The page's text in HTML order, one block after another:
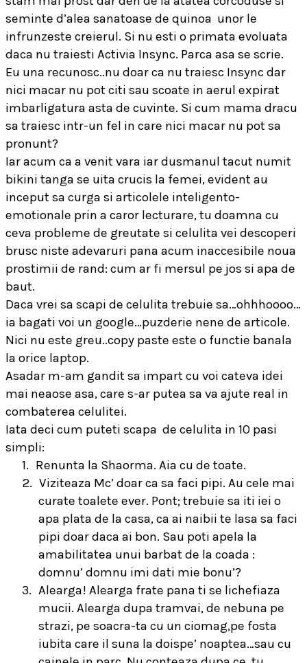
seminte d’alea sanatoase de quinoa unor le
infrunzeste creierul. Si nu esti o primata evoluata
daca nu traiesti Activia Insync. Parca asa se scrie.
Eu una recunosc..nu doar ca nu traiesc Insync dar
nici macar nu pot citi sau scoate in aerul expirat
imbarligatura asta de cuvinte. Si cum mama dracu
sa traiesc intr-un fel in care nici macar nu pot sa
pronunt?
Iar acum ca a venit vara iar dusmanul tacut numit
bikini tanga se uita crucis la femei, evident au
inceput sa curga si articolele inteligento-
emotionale prin a caror lecturare, tu doamna cu
ceva probleme de greutate si celulita vei descoperi
brusc niste adevaruri pana acum inaccesibile noua
prostimii de rand: cum ar fi mersul pe jos si apa de
baut.
Daca vrei sa scapi de celulita trebuie sa…ohhhoooo…
ia bagati voi un google…puzderie nene de articole.
Nici nu este greu..copy paste este o functie banala
la orice laptop.
Asadar m-am gandit sa impart cu voi cateva idei
mai neaose asa, care s-ar putea sa va ajute real in
combaterea celulitei.
Iata deci cum puteti scapa de celulita in 10 pasi
simpli:
1. Renunta la Shaorma. Aia cu de toate.
2. Viziteaza Mc’ doar ca sa faci pipi. Au cele mai
curate toalete ever. Pont; trebuie sa iti iei o
apa plata de la casa, ca ai naibii te lasa sa faci
pipi doar daca ai bon. Sau poti apela la
amabilitatea unui barbat de la coada :
domnu’ domnu imi dati mie bonu’?
3. Alearga! Alearga frate pana ti se lichefiaza
mucii. Alearga dupa tramvai, de nebuna pe
strazi, pe soacra-ta cu un ciomag,pe fosta
iubita care il suna la doispe’ noaptea…sau cu